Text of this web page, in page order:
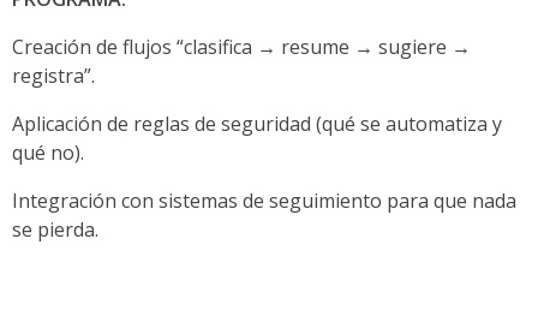
Creación de flujos “clasifica → resume → sugiere →
registra”.
Aplicación de reglas de seguridad (qué se automatiza y
qué no).
Integración con sistemas de seguimiento para que nada
se pierda.